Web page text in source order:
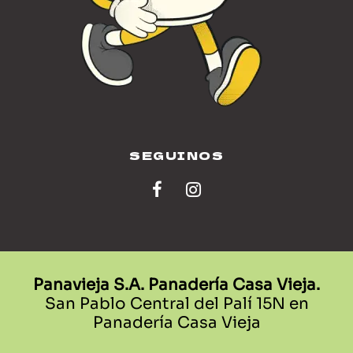
SEGUINOS
Panavieja S.A. Panadería Casa Vieja.
San Pablo Central del Palí 15N en
Panadería Casa Vieja